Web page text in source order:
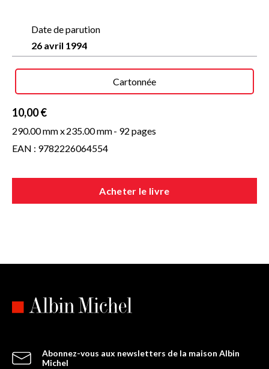
Date de parution
26 avril 1994
Cartonnée
10,00 €
290.00 mm x235.00 mm- 92 pages
EAN : 9782226064554
Acheter le livre
Abonnez-vous aux newsletters de la maison Albin
Michel